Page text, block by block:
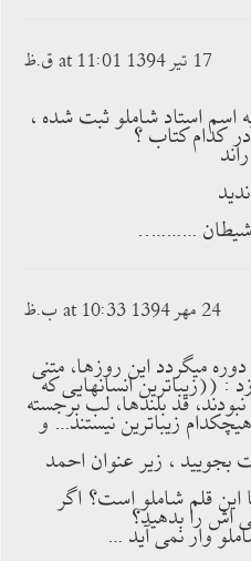
17 تیر 1394 at 11:01 ق.ظ
اسم استاد شاملو ثبت شده ،
کدام کتاب ؟
شیطان ………..
24 مهر 1394 at 10:33 ب.ظ
میگردد این روزها، متنی
: ((زیباترین انسانهایی که
قد بلندها، لب برجسته
زیباترین نیستند… و
بجویید ، زیر عنوان احمد
این قلم شاملو است؟ اگر
اش را بدهید؟
وار نمی آید …